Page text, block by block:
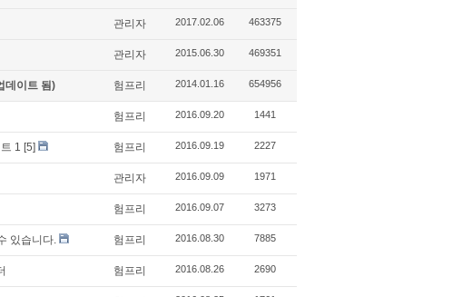
관리자 2017.02.06 463375
관리자 2015.06.30 469351
데이트 됨) 험프리 2014.01.16 654956
험프리 2016.09.20 1441
1 [5] 험프리 2016.09.19 2227
관리자 2016.09.09 1971
험프리 2016.09.07 3273
있습니다. 험프리 2016.08.30 7885
험프리 2016.08.26 2690